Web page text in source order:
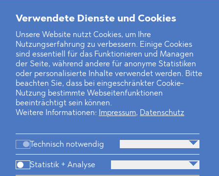
Verwendete Dienste und Cookies
Unsere Website nutzt Cookies, um Ihre
Nutzungserfahrung zu verbessern. Einige Cookies
sind essentiell für das Funktionieren und Managen
der Seite, während andere für anonyme Statistiken
oder personalisierte Inhalte verwendet werden. Bitte
beachten Sie, dass bei eingeschränkter Cookie-
Nutzung bestimmte Webseitenfunktionen
beeinträchtigt sein können.
Weitere Informationen:
Impressum, Datenschutz
Technisch notwendig
Statistik + Analyse
‹12345 6 78910...2425 ›